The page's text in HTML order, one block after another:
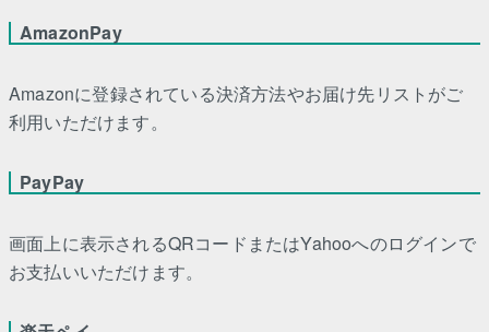
AmazonPay
Amazonに登録されている決済方法やお届け先リストがご
利用いただけます。
PayPay
画面上に表示されるQRコードまたはYahooへのログインで
お支払いいただけます。